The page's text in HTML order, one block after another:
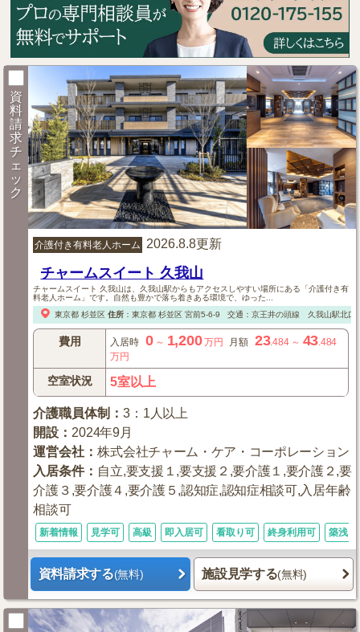
資
料
請
求
チ
ェ
ッ
ク
介護付き有料老人ホーム 2026.8.8更新
チャームスイート 久我山
チャームスイート 久我山は、久我山駅からもアクセスしやすい場所にある「介護付き有
料老人ホーム」です。自然も豊かで落ち着きある環境で、ゆった...
東京都 杉並区 住所： 東京都 杉並区宮前5-6-9 交通：京王井の頭線 久我山駅北口
費用 入居時 0～ 1,200万円 月額 23.484～ 43.484
万円
空室状況 5室以上
介護職員体制 ：3：1人以上
開設 ： 2024年9月
運営会社 ：株式会社チャーム・ケア・コーポレーション
入居条件： 自立,要支援１,要支援２,要介護１,要介護２,要
介護３,要介護４,要介護５,認知症,認知症相談可,入居年齢
相談可
新着情報 見学可 高級 即入居可 看取り可 終身利用可 築浅
資料請求する(無料) 施設見学する(無料)